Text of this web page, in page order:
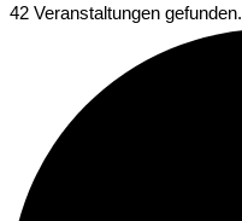
42 Veranstaltungen gefunden.